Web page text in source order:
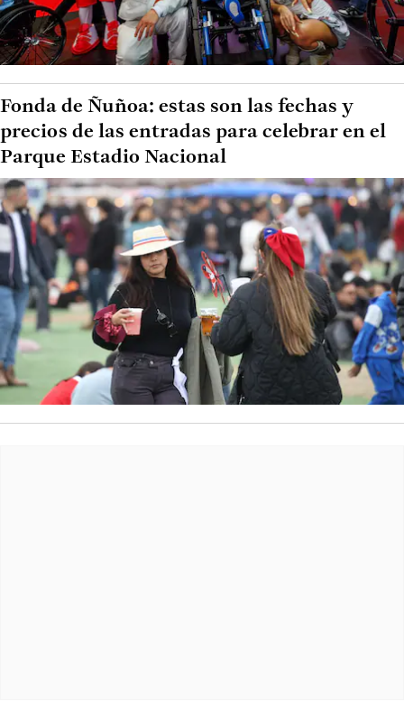
Fonda de Ñuñoa: estas son las fechas y
precios de las entradas para celebrar en el
Parque Estadio Nacional